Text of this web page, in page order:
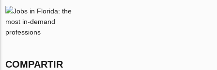
COMPARTIR